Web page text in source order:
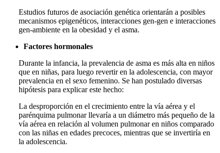
Estudios futuros de asociación genética orientarán a posibles
mecanismos epigenéticos, interacciones gen-gen e interacciones
gen-ambiente en la obesidad y el asma.
Factores hormonales
Durante la infancia, la prevalencia de asma es más alta en niños
que en niñas, para luego revertir en la adolescencia, con mayor
prevalencia en el sexo femenino. Se han postulado diversas
hipótesis para explicar este hecho:
La desproporción en el crecimiento entre la vía aérea y el
parénquima pulmonar llevaría a un diámetro más pequeño de la
vía aérea en relación al volumen pulmonar en niños comparado
con las niñas en edades precoces, mientras que se invertiría en
la adolescencia.